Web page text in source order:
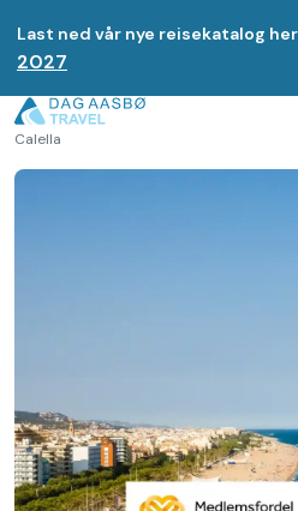
Last ned vår nye reisekatalog
2027
Forsiden>Destinasjoner
Calella